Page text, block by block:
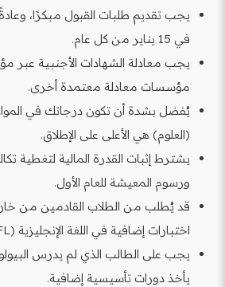
يجب تقديم طلبات القبول مبكرًا،
في 15 يناير من كل عام.
مؤسسات معادلة معتمدة أخرى.
يُفضل بشدة أن تكون درجاتك في المواد
(العلوم) هي الأعلى على الإطلاق.
يشترط إثبات القدرة المالية لتغطية
ورسوم المعيشة للعام الأول.
قد يُطلب من الطلاب القادمين من خارج
اختبارات إضافية في اللغة الإنجليزية (IELTS/TOEFL).
يجب على الطالب الذي لم يدرس
يأخذ دورات تأسيسية إضافية.